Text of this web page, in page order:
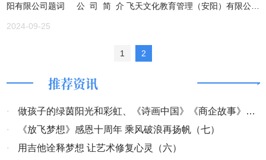
推荐资讯
·
做孩子的绿茵阳光和彩虹、《诗画中国》《商企故事》开
机
·
《放飞梦想》感恩十周年 乘风破浪再扬帆（七）
·
用吉他诠释梦想 让艺术修复心灵（六）
阳有限公司题词 公 司 简 介 飞天文化教育管理（安阳）有限公司
化教育管理（安阳）有限公司自成立以来一直秉承：“专业体现实力，
务带到您的身边，以打造行业品牌为己任，以质量与服务为先；以独
格的质量服务管理，为客户提供最贴心、优质、高效的专业服务，满
足客户需求，力争做到最好！为客户创造更大的价值。 飞天科学化的
承办的质量。我们本着“客户至上、专业创新、诚信服务”的理念，努
2024-09-25
1 2